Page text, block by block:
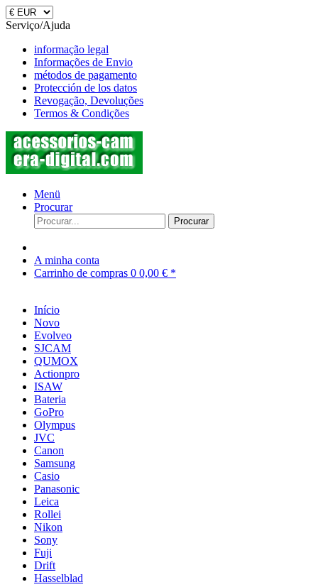
Serviço/Ajuda
informação legal
Informações de Envio
métodos de pagamento
Protección de los datos
Revogação, Devoluções
Termos & Condições
Menü
Procurar
Procurar
A minha conta
Carrinho de compras 0 0,00 € *
Início
Novo
Evolveo
SJCAM
QUMOX
Actionpro
ISAW
Bateria
GoPro
Olympus
JVC
Canon
Samsung
Casio
Panasonic
Leica
Rollei
Nikon
Sony
Fuji
Drift
Hasselblad